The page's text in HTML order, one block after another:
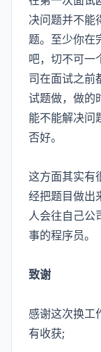
决问题并不能
题。至少你在
吧，切不可一
司在面试之前
试题做，做的
能不能解决问
否好。
这方面其实有
经把题目做出
人会往自己公
事的程序员。
致谢
感谢这次换工
有收获;